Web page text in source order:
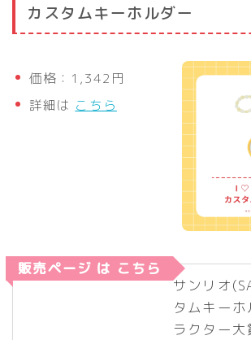
カスタムキーホルダー
価格：1,342円
詳細は こちら
サンリオ
タムキーホ
ラクター
販売ページ は こちら